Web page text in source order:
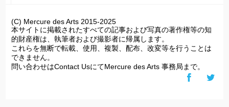
(C) Mercure des Arts 2015-2025
本サイトに掲載されたすべての記事および写真の著作権等の知
的財産権は、執筆者および撮影者に帰属します。
これらを無断で転載、使用、複製、配布、改変等を行うことは
できません。
問い合わせはContact UsにてMercure des Arts 事務局まで。